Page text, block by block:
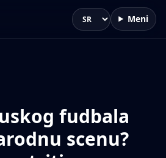
Jezik Meni
fudbala
scenu?